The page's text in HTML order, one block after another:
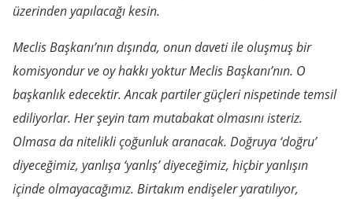
üzerinden yapılacağı kesin.
Meclis Başkanı’nın dışında, onun daveti ile oluşmuş bir
komisyondur ve oy hakkı yoktur Meclis Başkanı’nın. O
başkanlık edecektir. Ancak partiler güçleri nispetinde temsil
ediliyorlar. Her şeyin tam mutabakat olmasını isteriz.
Olmasa da nitelikli çoğunluk aranacak. Doğruya ‘doğru’
diyeceğimiz, yanlışa ‘yanlış’ diyeceğimiz, hiçbir yanlışın
içinde olmayacağımız. Birtakım endişeler yaratılıyor,